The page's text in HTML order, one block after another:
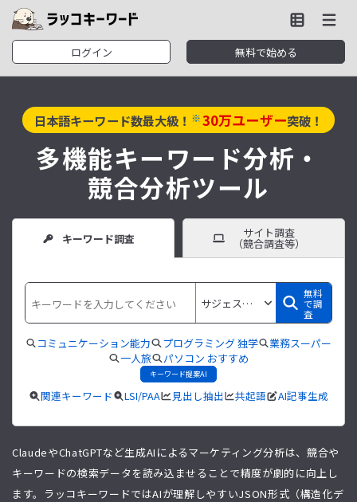
ログイン 無料で始める
日本語キーワード数最大級！ ※30万ユーザー突破！
多機能キーワード分析・
競合分析ツール
キーワード調査 サイト調査
（競合調査等）
無料
で調
査
コミュニケーション能力 プログラミング 独学
業務スーパー
一人旅
パソコン おすすめ
キーワード提案AI
関連キーワード LSI/PAA 見出し抽出 共起語 AI記事生成
ClaudeやChatGPTなど生成AIによるマーケティング分析は、競合や
キーワードの検索データを読み込ませることで精度が劇的に向上し
ます。ラッコキーワードではAIが理解しやすいJSON形式（構造化デ